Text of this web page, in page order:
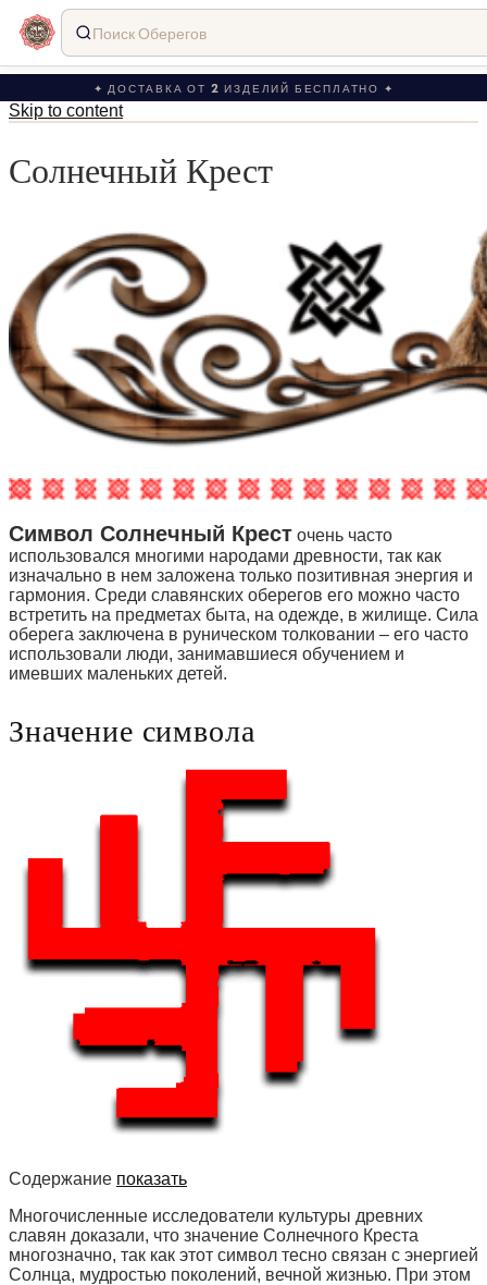
✦ ДОСТАВКА ОТ 2 ИЗДЕЛИЙ БЕСПЛАТНО ✦
Skip to content
Солнечный Крест
Символ Солнечный Крест очень часто
использовался многими народами древности, так как
изначально в нем заложена только позитивная энергия и
гармония. Среди славянских оберегов его можно часто
встретить на предметах быта, на одежде, в жилище. Сила
оберега заключена в руническом толковании – его часто
использовали люди, занимавшиеся обучением и
имевших маленьких детей.
Значение символа
Содержание показать
Многочисленные исследователи культуры древних
славян доказали, что значение Солнечного Креста
многозначно, так как этот символ тесно связан с энергией
Солнца, мудростью поколений, вечной жизнью. При этом
Поиск Оберегов